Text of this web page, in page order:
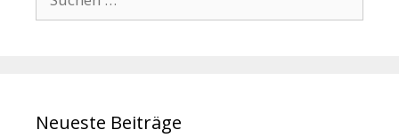
nach:
Neueste Beiträge